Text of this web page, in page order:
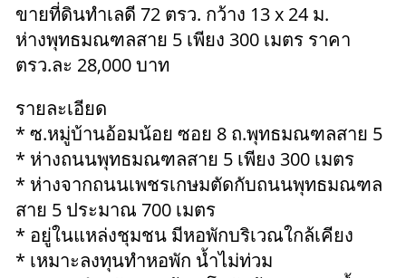
ขายที่ดินทำเลดี 72 ตรว. กว้าง 13 x 24 ม.
ห่างพุทธมณฑลสาย 5 เพียง 300 เมตร ราคา
ตรว.ละ 28,000 บาท
รายละเอียด
* ซ.หมู่บ้านอ้อมน้อย ซอย 8 ถ.พุทธมณฑลสาย 5
* ห่างถนนพุทธมณฑลสาย 5 เพียง 300 เมตร
* ห่างจากถนนเพชรเกษมตัดกับถนนพุทธมณฑล
สาย 5 ประมาณ 700 เมตร
* อยู่ในแหล่งชุมชน มีหอพักบริเวณใกล้เคียง
* เหมาะลงทุนทำหอพัก น้ำไม่ท่วม